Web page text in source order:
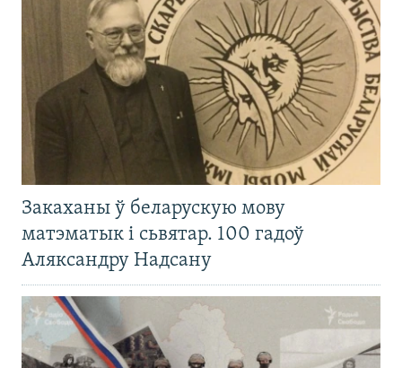
Закаханы ў беларускую мову
матэматык і сьвятар. 100 гадоў
Аляксандру Надсану